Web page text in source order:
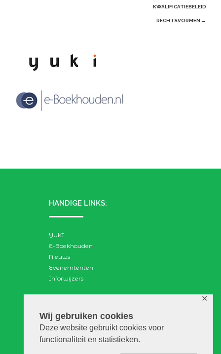
Wij gebruiken cookies
Deze website gebruikt cookies voor
functionaliteit en statistieken.
✕
KWALIFICATIEBELEID
RECHTSVORMEN →
HANDIGE LINKS:
YUKI
E-Boekhouden
Nieuws
Evenemtenten
Inforwijzers
Search